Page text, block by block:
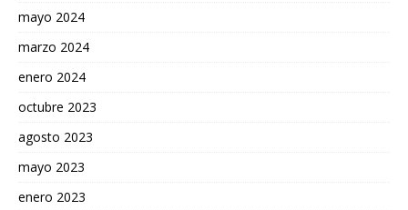
mayo 2024
marzo 2024
enero 2024
octubre 2023
agosto 2023
mayo 2023
enero 2023